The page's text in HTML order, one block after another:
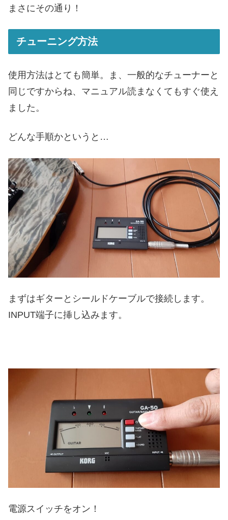
まさにその通り！
チューニング方法
使用方法はとても簡単。ま、一般的なチューナーと
同じですからね、マニュアル読まなくてもすぐ使え
ました。
どんな手順かというと…
まずはギターとシールドケーブルで接続します。
INPUT端子に挿し込みます。
電源スイッチをオン！